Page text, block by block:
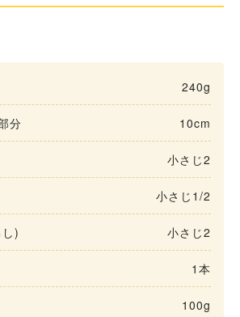
240g
分 10cm
小さじ2
小さじ1/2
) 小さじ2
1本
100g